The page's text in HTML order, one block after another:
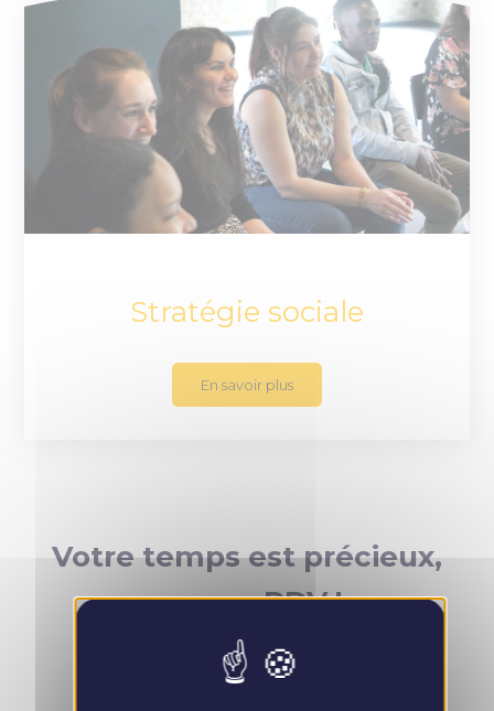
Stratégie sociale
En savoir plus
Votre temps est précieux,
prenez RDV !